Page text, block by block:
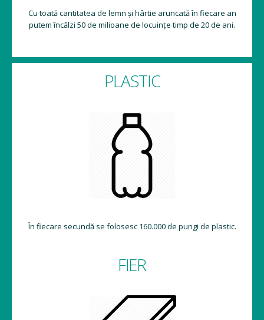
Cu toată cantitatea de lemn și hârtie aruncată în fiecare an
putem încălzi 50 de milioane de locuințe timp de 20 de ani.
PLASTIC
În fiecare secundă se folosesc 160.000 de pungi de plastic.
FIER